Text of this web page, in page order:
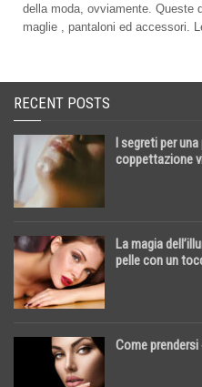
della moda, ovviamente. Queste
maglie , pantaloni ed accessori.
RECENT POSTS
I segreti per
coppettazione
La magia
pelle con un
Come